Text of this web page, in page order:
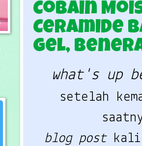
Cobain
Ceramide
Gel,
what's up
setelah
blog post